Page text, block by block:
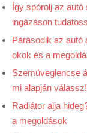
Így spórolj az
ingázáson
Párásodik az autó
okok és a
Szemüveglencse
mi alapján válassz!
Radiátor alja
a megoldások